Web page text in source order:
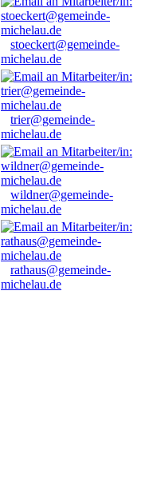
stoeckert@gemeinde-
michelau.de
trier@gemeinde-
michelau.de
wildner@gemeinde-
michelau.de
rathaus@gemeinde-
michelau.de